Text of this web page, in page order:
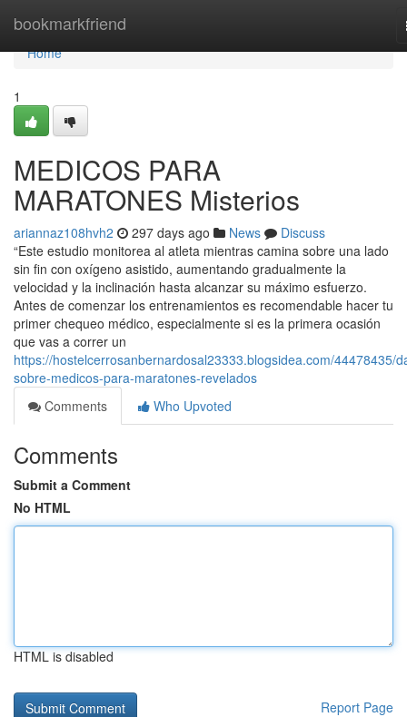
bookmarkfriend
Home
Home
1
MEDICOS PARA
MARATONES Misterios
ariannaz108hvh2 297 days ago News
Discuss
“Este estudio monitorea al atleta mientras camina sobre una lado
sin fin con oxígeno asistido, aumentando gradualmente la
velocidad y la inclinación hasta alcanzar su máximo esfuerzo.
Antes de comenzar los entrenamientos es recomendable hacer tu
primer chequeo médico, especialmente si es la primera ocasión
que vas a correr un
https://hostelcerrosanbernardosal23333.blogsidea.com/44478435/
sobre-medicos-para-maratones-revelados
Comments
Who Upvoted
Comments
Submit a Comment
No HTML
HTML is disabled
Report Page